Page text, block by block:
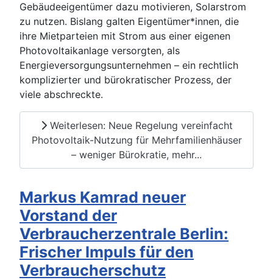
Gebäudeeigentümer dazu motivieren, Solarstrom
zu nutzen. Bislang galten Eigentümer*innen, die
ihre Mietparteien mit Strom aus einer eigenen
Photovoltaikanlage versorgten, als
Energieversorgungsunternehmen – ein rechtlich
komplizierter und bürokratischer Prozess, der
viele abschreckte.
Weiterlesen: Neue Regelung vereinfacht
Photovoltaik-Nutzung für Mehrfamilienhäuser
– weniger Bürokratie, mehr...
Markus Kamrad neuer
Vorstand der
Verbraucherzentrale Berlin:
Frischer Impuls für den
Verbraucherschutz